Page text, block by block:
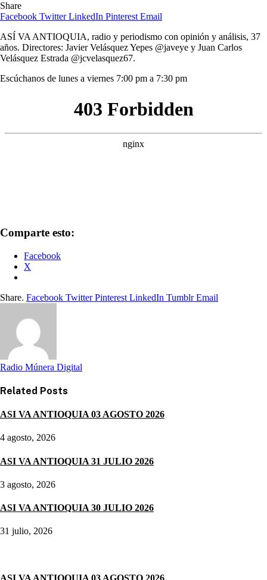
Share
Facebook Twitter LinkedIn Pinterest Email
ASÍ VA ANTIOQUIA, radio y periodismo con opinión y análisis, 37
años. Directores: Javier Velásquez Yepes @javeye y Juan Carlos
Velásquez Estrada @jcvelasquez67.
Escúchanos de lunes a viernes 7:00 pm a 7:30 pm
Comparte esto:
Facebook
X
Share. Facebook Twitter Pinterest LinkedIn Tumblr Email
Radio Múnera Digital
Related Posts
ASI VA ANTIOQUIA 03 AGOSTO 2026
4 agosto, 2026
ASI VA ANTIOQUIA 31 JULIO 2026
3 agosto, 2026
ASI VA ANTIOQUIA 30 JULIO 2026
31 julio, 2026
ASI VA ANTIOQUIA 03 AGOSTO 2026